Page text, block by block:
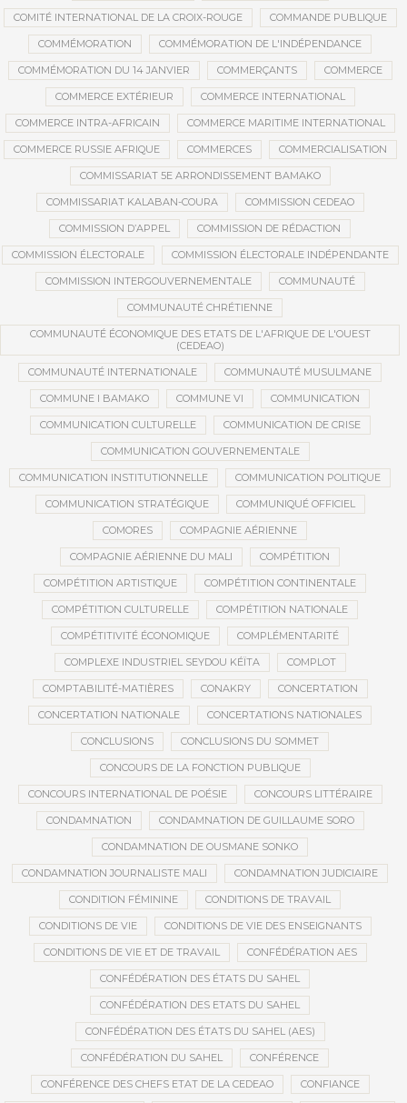
COMITÉ INTERNATIONAL DE LA CROIX-ROUGE COMMANDE PUBLIQUE
COMMÉMORATION COMMÉMORATION DE L'INDÉPENDANCE
COMMÉMORATION DU 14 JANVIER COMMERÇANTS COMMERCE
COMMERCE EXTÉRIEUR COMMERCE INTERNATIONAL
COMMERCE INTRA-AFRICAIN COMMERCE MARITIME INTERNATIONAL
COMMERCE RUSSIE AFRIQUE COMMERCES COMMERCIALISATION
COMMISSARIAT 5E ARRONDISSEMENT BAMAKO
COMMISSARIAT KALABAN-COURA COMMISSION CEDEAO
COMMISSION D’APPEL COMMISSION DE RÉDACTION
COMMISSION ÉLECTORALE COMMISSION ÉLECTORALE INDÉPENDANTE
COMMISSION INTERGOUVERNEMENTALE COMMUNAUTÉ
COMMUNAUTÉ CHRÉTIENNE
COMMUNAUTÉ ÉCONOMIQUE DES ETATS DE L'AFRIQUE DE L'OUEST
(CEDEAO)
COMMUNAUTÉ INTERNATIONALE COMMUNAUTÉ MUSULMANE
COMMUNE I BAMAKO COMMUNE VI COMMUNICATION
COMMUNICATION CULTURELLE COMMUNICATION DE CRISE
COMMUNICATION GOUVERNEMENTALE
COMMUNICATION INSTITUTIONNELLE COMMUNICATION POLITIQUE
COMMUNICATION STRATÉGIQUE COMMUNIQUÉ OFFICIEL
COMORES COMPAGNIE AÉRIENNE
COMPAGNIE AÉRIENNE DU MALI COMPÉTITION
COMPÉTITION ARTISTIQUE COMPÉTITION CONTINENTALE
COMPÉTITION CULTURELLE COMPÉTITION NATIONALE
COMPÉTITIVITÉ ÉCONOMIQUE COMPLÉMENTARITÉ
COMPLEXE INDUSTRIEL SEYDOU KÉÏTA COMPLOT
COMPTABILITÉ-MATIÈRES CONAKRY CONCERTATION
CONCERTATION NATIONALE CONCERTATIONS NATIONALES
CONCLUSIONS CONCLUSIONS DU SOMMET
CONCOURS DE LA FONCTION PUBLIQUE
CONCOURS INTERNATIONAL DE POÉSIE CONCOURS LITTÉRAIRE
CONDAMNATION CONDAMNATION DE GUILLAUME SORO
CONDAMNATION DE OUSMANE SONKO
CONDAMNATION JOURNALISTE MALI CONDAMNATION JUDICIAIRE
CONDITION FÉMININE CONDITIONS DE TRAVAIL
CONDITIONS DE VIE CONDITIONS DE VIE DES ENSEIGNANTS
CONDITIONS DE VIE ET DE TRAVAIL CONFÉDÉRATION AES
CONFÉDÉRATION DES ÉTATS DU SAHEL
CONFÉDÉRATION DES ETATS DU SAHEL
CONFÉDÉRATION DES ÉTATS DU SAHEL (AES)
CONFÉDÉRATION DU SAHEL CONFÉRENCE
CONFÉRENCE DES CHEFS ETAT DE LA CEDEAO CONFIANCE